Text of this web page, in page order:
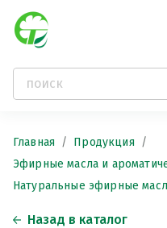
Главная
Продукция
Эфирные масла и
Натуральные эфирные
Назад в каталог